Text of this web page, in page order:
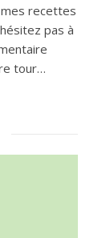
recettes
pas à
tour…